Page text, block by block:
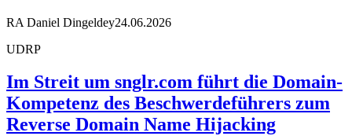
RA Daniel Dingeldey24.06.2026
UDRP
Im Streit um snglr.com führt die Domain-
Kompetenz des Beschwerdeführers zum
Reverse Domain Name Hijacking